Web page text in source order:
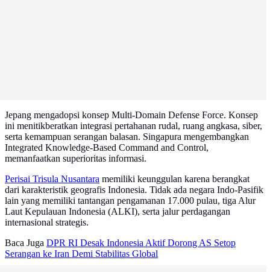
Jepang mengadopsi konsep Multi-Domain Defense Force. Konsep
ini menitikberatkan integrasi pertahanan rudal, ruang angkasa, siber,
serta kemampuan serangan balasan. Singapura mengembangkan
Integrated Knowledge-Based Command and Control,
memanfaatkan superioritas informasi.
Perisai Trisula Nusantara memiliki keunggulan karena berangkat
dari karakteristik geografis Indonesia. Tidak ada negara Indo-Pasifik
lain yang memiliki tantangan pengamanan 17.000 pulau, tiga Alur
Laut Kepulauan Indonesia (ALKI), serta jalur perdagangan
internasional strategis.
Baca Juga DPR RI Desak Indonesia Aktif Dorong AS Setop
Serangan ke Iran Demi Stabilitas Global